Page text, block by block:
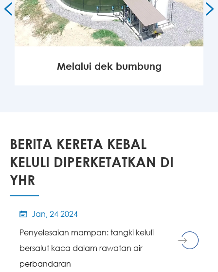
Melalui dek bumbung
 
BERITA KERETA KEBAL
KELULI DIPERKETATKAN DI
YHR

Jan, 24 2024
Penyelesaian mampan: tangki keluli
bersalut kaca dalam rawatan air
perbandaran